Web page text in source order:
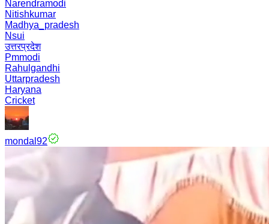
Narendramodi
Nitishkumar
Madhya_pradesh
Nsui
उत्तरप्रदेश
Pmmodi
Rahulgandhi
Uttarpradesh
Haryana
Cricket
mondal92